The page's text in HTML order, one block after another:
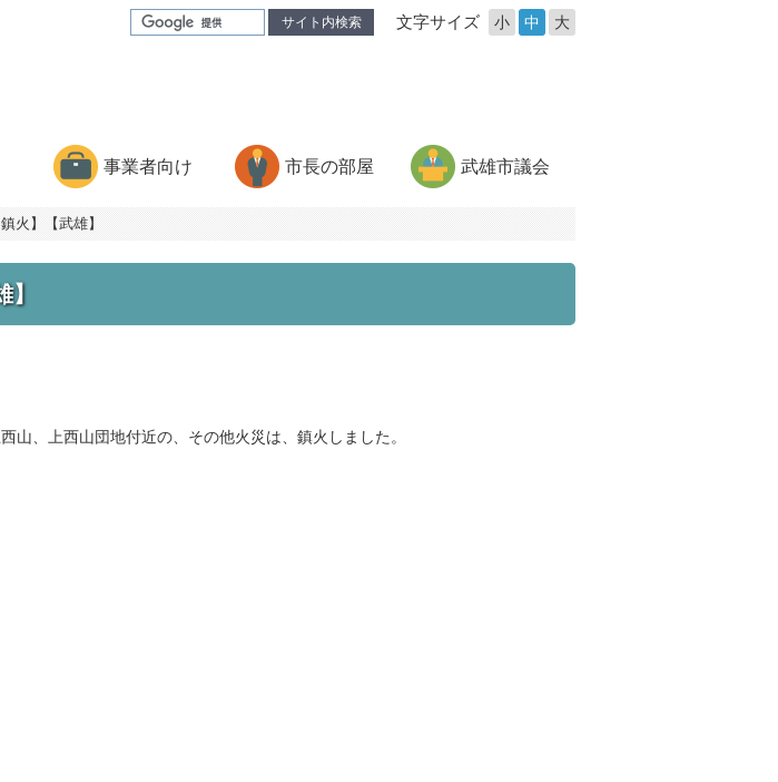
サイト内検索 文字サイズ 小 中 大
事業者向け 市長の部屋 武雄市議会
火】【武雄】
山、上西山団地付近の、その他火災は、鎮火しました。